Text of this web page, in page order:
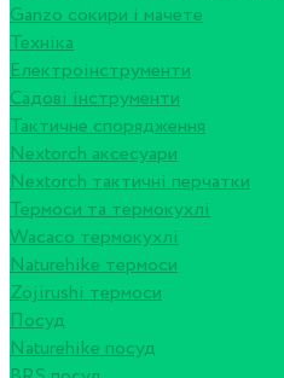
Ganzo сокири і мачете
Техніка
Електроінструменти
Садові інструменти
Тактичне спорядження
Nextorch аксесуари
Nextorch тактичні перчатки
Термоси та термокухлі
Wacaco термокухлі
Naturehike термоси
Zojirushi термоси
Посуд
Naturehike посуд